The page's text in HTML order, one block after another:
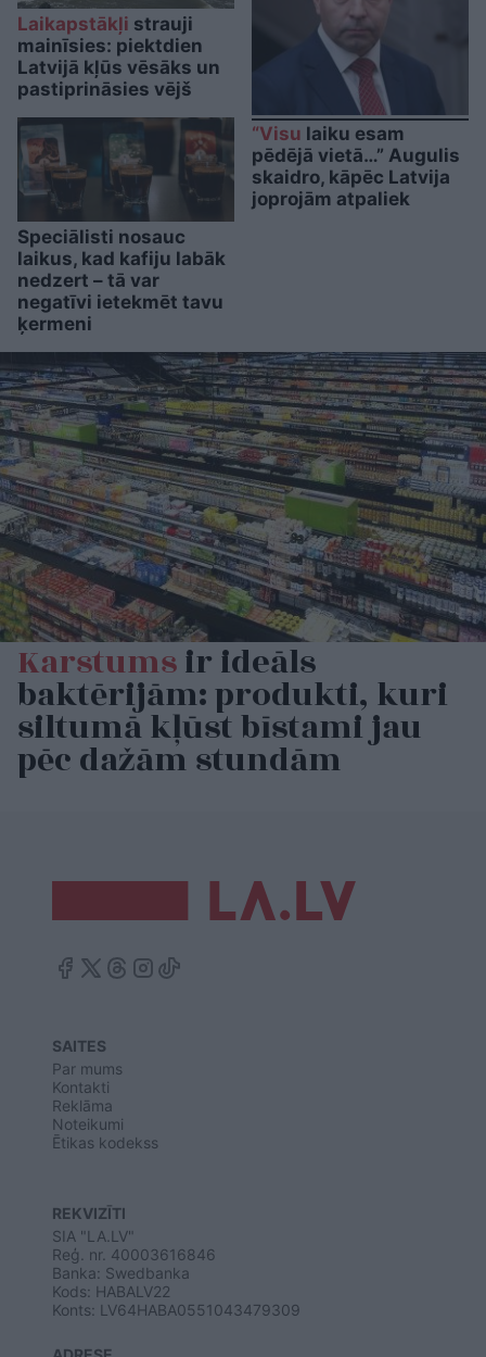
Laikapstākļi strauji
mainīsies: piektdien
Latvijā kļūs vēsāks un
pastiprināsies vējš
Speciālisti nosauc
laikus, kad kafiju labāk
nedzert – tā var
negatīvi ietekmēt tavu
ķermeni
“Visu laiku esam
pēdējā vietā…” Augulis
skaidro, kāpēc Latvija
joprojām atpaliek
Karstumsir ideāls
baktērijām: produkti, kuri
siltumā kļūst bīstami jau
pēc dažām stundām
SAITES
Par mums
Kontakti
Reklāma
Noteikumi
Ētikas kodekss
REKVIZĪTI
SIA "LA.LV"
Reģ. nr. 40003616846
Banka: Swedbanka
Kods: HABALV22
Konts: LV64HABA0551043479309